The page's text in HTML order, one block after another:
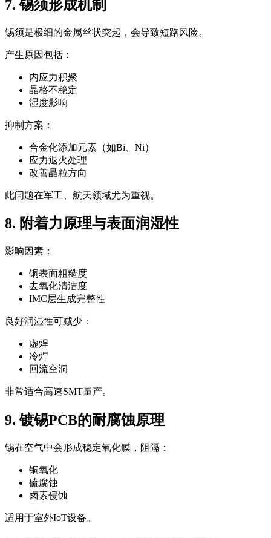
7. 锡须形成机制
锡须是极细的金属丝状突起，会导致短路风险。
产生原因包括：
内应力积聚
晶格不稳定
湿度影响
抑制方案：
合金化添加元素（如Bi、Ni）
应力退火处理
改善晶粒方向
此问题在军工、航天领域尤为重视。
8. 附着力原理与表面润湿性
影响因素：
铜表面粗糙度
去氧化清洁度
IMC层生成完整性
良好润湿性可减少：
虚焊
冷焊
回流空洞
非常适合高速SMT量产。
9. 镀锡PCB的耐腐蚀原理
锡在空气中会形成稳定氧化膜，阻隔：
铜氧化
硫腐蚀
卤素侵蚀
适用于室外IoT设备。